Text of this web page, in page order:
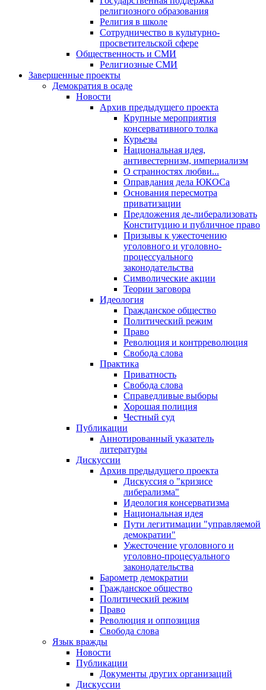
религиозного образования
Религия в школе
Сотрудничество в культурно-
просветительской сфере
Общественность и СМИ
Религиозные СМИ
Завершенные проекты
Демократия в осаде
Новости
Архив предыдущего проекта
Крупные мероприятия
консервативного толка
Курьезы
Национальная идея,
антивестернизм, империализм
О странностях любви...
Оправдания дела ЮКОСа
Основания пересмотра
приватизации
Предложения де-либерализовать
Конституцию и публичное право
Призывы к ужесточению
уголовного и уголовно-
процессуального
законодательства
Символические акции
Теории заговора
Идеология
Гражданское общество
Политический режим
Право
Революция и контрреволюция
Свобода слова
Практика
Приватность
Свобода слова
Справедливые выборы
Хорошая полиция
Честный суд
Публикации
Аннотированный указатель
литературы
Дискуссии
Архив предыдущего проекта
Дискуссия о "кризисе
либерализма"
Идеология консерватизма
Национальная идея
Пути легитимации "управляемой
демократии"
Ужесточение уголовного и
уголовно-процесуального
законодательства
Барометр демократии
Гражданское общество
Политический режим
Право
Революция и оппозиция
Свобода слова
Язык вражды
Новости
Публикации
Документы других организаций
Дискуссии